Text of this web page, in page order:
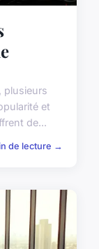
plusieurs
et
de...
de lecture →